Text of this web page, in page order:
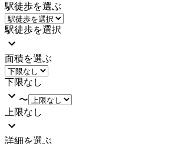
駅徒歩を選ぶ
駅徒歩を選択
面積を選ぶ
下限なし
〜
上限なし
詳細を選ぶ